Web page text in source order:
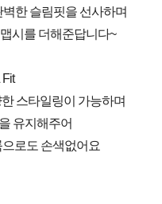
한 슬림핏을 선사하며
시를 더해준답니다~
Fit
스타일링이 가능하며
유지해주어
로도 손색없어요